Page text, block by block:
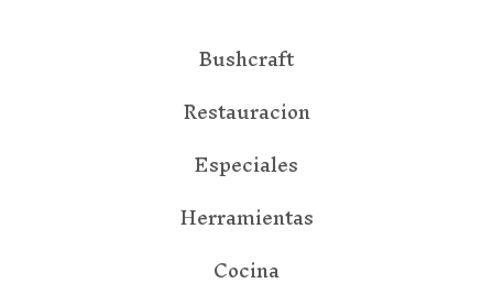
Bushcraft
Restauracion
Especiales
Herramientas
Cocina